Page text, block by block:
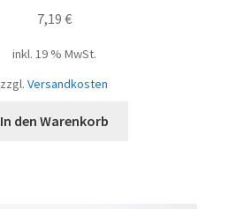
7,19 €
inkl. 19 % MwSt.
zzgl. Versandkosten
In den Warenkorb